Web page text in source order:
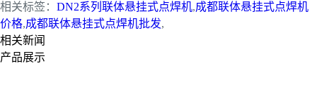
相关标签： DN2系列联体悬挂式点焊机,成都联体悬挂式点焊机
价格,成都联体悬挂式点焊机批发,
相关新闻
产品展示